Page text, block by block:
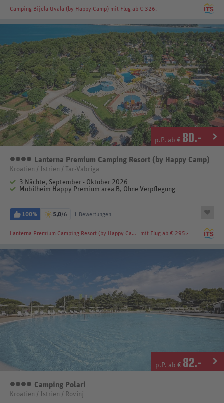
Camping Bijela Uvala (by Happy Camp) mit Flug ab € 326.-
p.P. ab € 80.-
4 Sterne
Lanterna Premium Camping Resort (by Happy Camp)
Kroatien / Istrien / Tar-Vabriga
3 Nächte, September - Oktober 2026
Mobilheim Happy Premium area B, Ohne Verpflegung
100% 5,0/6 1 Bewertungen
Lanterna Premium Camping Resort (by Happy Camp) mit Flug ab € 295.-
p.P. ab € 82.-
4 Sterne
Camping Polari
Kroatien / Istrien / Rovinj